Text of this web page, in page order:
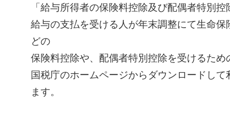
「給与所得者の保険料控除及び配偶者特別
給与の支払を受ける人が年末調整にて生命保
どの
保険料控除や、配偶者特別控除を受けるため
国税庁のホームページからダウンロードして
ます。